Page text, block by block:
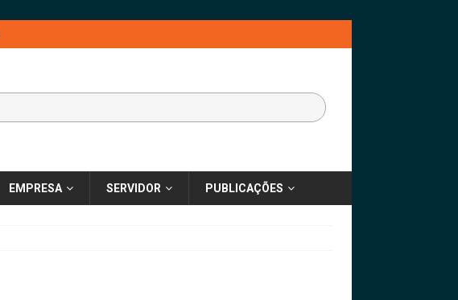
EMPRESA SERVIDOR PUBLICAÇÕES